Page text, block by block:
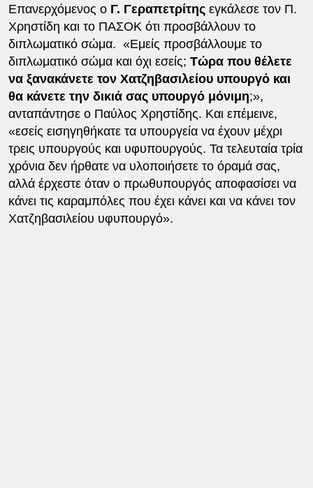
Επανερχόμενος ο Γ. Γεραπετρίτηςεγκάλεσε τον Π.
Χρηστίδη και το ΠΑΣΟΚ ότι προσβάλλουν το
διπλωματικό σώμα. «Εμείς προσβάλλουμε το
διπλωματικό σώμα και όχι εσείς; Τώρα που θέλετε
να ξανακάνετε τον Χατζηβασιλείου υπουργό και
θα κάνετε την δικιά σας υπουργό μόνιμη;»,
ανταπάντησε ο Παύλος Χρηστίδης. Και επέμεινε,
«εσείς εισηγηθήκατε τα υπουργεία να έχουν μέχρι
τρεις υπουργούς και υφυπουργούς. Τα τελευταία τρία
χρόνια δεν ήρθατε να υλοποιήσετε το όραμά σας,
αλλά έρχεστε όταν ο πρωθυπουργός αποφασίσει να
κάνει τις καραμπόλες που έχει κάνει και να κάνει τον
Χατζηβασιλείου υφυπουργό».